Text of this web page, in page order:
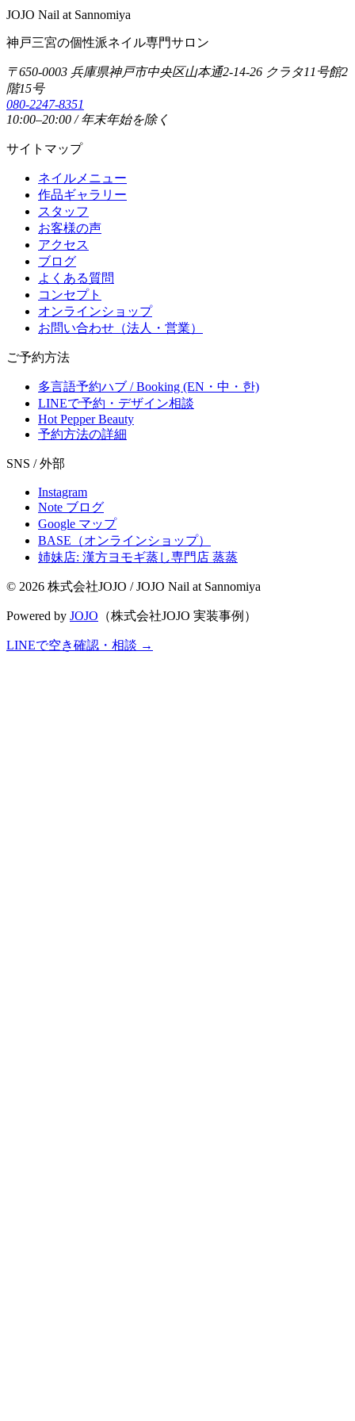
JOJO Nail at Sannomiya
神戸三宮の個性派ネイル専門サロン
〒650-0003 兵庫県神戸市中央区山本通2-14-26 クラタ11号館2
階15号
080-2247-8351
10:00–20:00 / 年末年始を除く
サイトマップ
ネイルメニュー
作品ギャラリー
スタッフ
お客様の声
アクセス
ブログ
よくある質問
コンセプト
オンラインショップ
お問い合わせ（法人・営業）
ご予約方法
多言語予約ハブ / Booking (EN・中・한)
LINEで予約・デザイン相談
Hot Pepper Beauty
予約方法の詳細
SNS / 外部
Instagram
Note ブログ
Google マップ
BASE（オンラインショップ）
姉妹店: 漢方ヨモギ蒸し専門店 蒸蒸
© 2026 株式会社JOJO / JOJO Nail at Sannomiya
Powered by JOJO （株式会社JOJO 実装事例）
LINEで空き確認・相談 →